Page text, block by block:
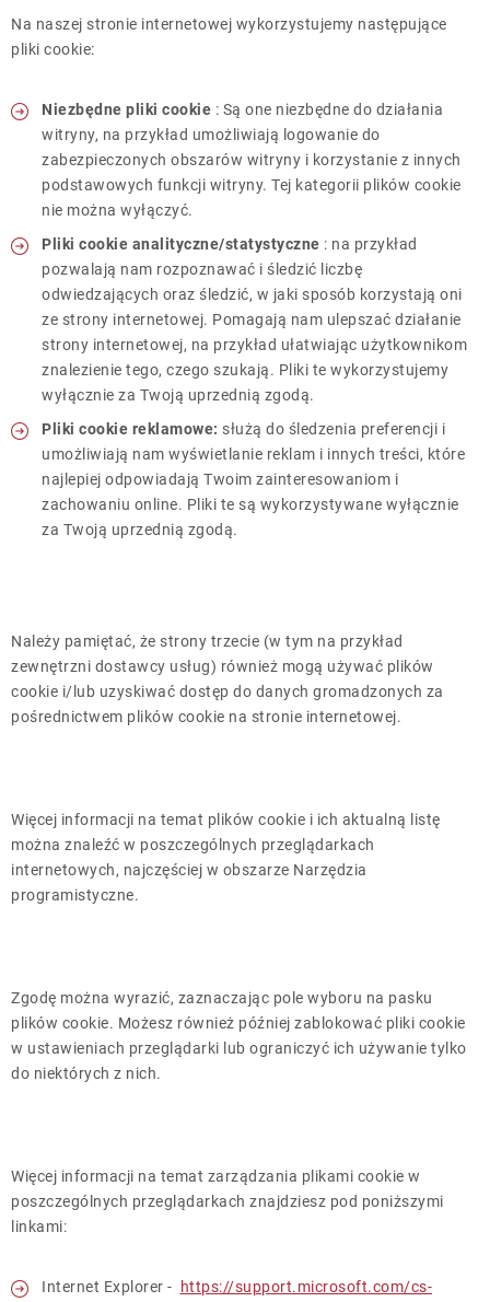
Na naszej stronie internetowej wykorzystujemy następujące
pliki cookie:
Niezbędne pliki cookie : Są one niezbędne do działania
witryny, na przykład umożliwiają logowanie do
zabezpieczonych obszarów witryny i korzystanie z innych
podstawowych funkcji witryny. Tej kategorii plików cookie
nie można wyłączyć.
Pliki cookie analityczne/statystyczne : na przykład
pozwalają nam rozpoznawać i śledzić liczbę
odwiedzających oraz śledzić, w jaki sposób korzystają oni
ze strony internetowej. Pomagają nam ulepszać działanie
strony internetowej, na przykład ułatwiając użytkownikom
znalezienie tego, czego szukają. Pliki te wykorzystujemy
wyłącznie za Twoją uprzednią zgodą.
Pliki cookie reklamowe: służą do śledzenia preferencji i
umożliwiają nam wyświetlanie reklam i innych treści, które
najlepiej odpowiadają Twoim zainteresowaniom i
zachowaniu online. Pliki te są wykorzystywane wyłącznie
za Twoją uprzednią zgodą.
Należy pamiętać, że strony trzecie (w tym na przykład
zewnętrzni dostawcy usług) również mogą używać plików
cookie i/lub uzyskiwać dostęp do danych gromadzonych za
pośrednictwem plików cookie na stronie internetowej.
Więcej informacji na temat plików cookie i ich aktualną listę
można znaleźć w poszczególnych przeglądarkach
internetowych, najczęściej w obszarze Narzędzia
programistyczne.
Zgodę można wyrazić, zaznaczając pole wyboru na pasku
plików cookie. Możesz również później zablokować pliki cookie
w ustawieniach przeglądarki lub ograniczyć ich używanie tylko
do niektórych z nich.
Więcej informacji na temat zarządzania plikami cookie w
poszczególnych przeglądarkach znajdziesz pod poniższymi
linkami:
Internet Explorer -
https://support.microsoft.com/cs-